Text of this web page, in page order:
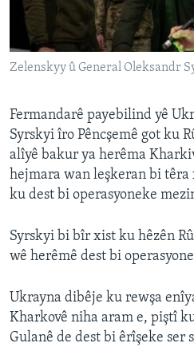
ÇAND Û HUNER
SERNIVÎS
SORANÎ
Learning English
FOLLOW US
Zimanên Din
Zelenskyy û General Oleksandr
Fermandarê payebilind yê
Syrskyi îro Pêncşemê got ku
alîyê bakur ya herêma
hejmara wan leşkeran bi têra
ku dest bi operasyoneke
Syrskyi bi bîr xist ku hêzên
wê herêmê dest bi
Ukrayna dibêje ku rewşa
Kharkovê niha aram e, piştî
Gulanê de dest bi êrîşeke ser